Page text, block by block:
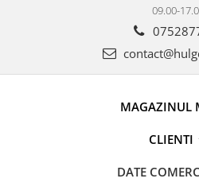
09.00-
MAGAZINUL
CLIENTI
DATE